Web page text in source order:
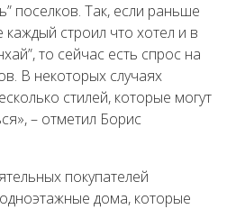
поселков. Так, если раньше
каждый строил что хотел и в
то сейчас есть спрос на
В некоторых случаях
стилей, которые могут
– отметил Борис
покупателей
дома, которые